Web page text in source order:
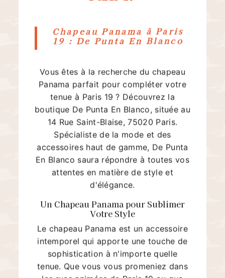
Chapeau Panama à Paris
19 : De Punta En Blanco
Vous êtes à la recherche du chapeau
Panama parfait pour compléter votre
tenue à Paris 19 ? Découvrez la
boutique De Punta En Blanco, située au
14 Rue Saint-Blaise, 75020 Paris.
Spécialiste de la mode et des
accessoires haut de gamme, De Punta
En Blanco saura répondre à toutes vos
attentes en matière de style et
d'élégance.
Un Chapeau Panama pour Sublimer
Votre Style
Le chapeau Panama est un accessoire
intemporel qui apporte une touche de
sophistication à n'importe quelle
tenue. Que vous vous promeniez dans